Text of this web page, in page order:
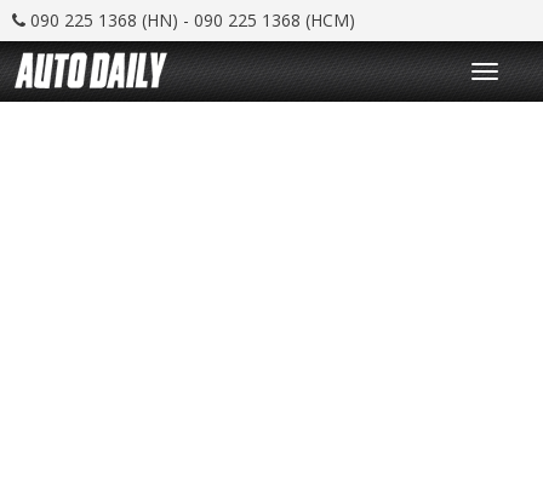
090 225 1368 (HN) - 090 225 1368 (HCM)
T
o
g